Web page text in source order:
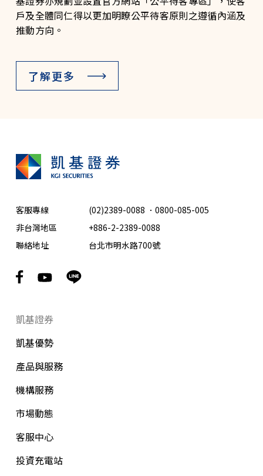
戶及全體同仁得以更加明瞭公平待客原則之遵循內涵及
推動方向。
了解更多
客服專線 (02)2389-0088 ． 0800-085-005
非台灣地區
+886-2-2389-0088
聯絡地址
台北市明水路700號
凱基證券
凱基優勢
產品與服務
機構服務
市場動態
客服中心
投資充電站